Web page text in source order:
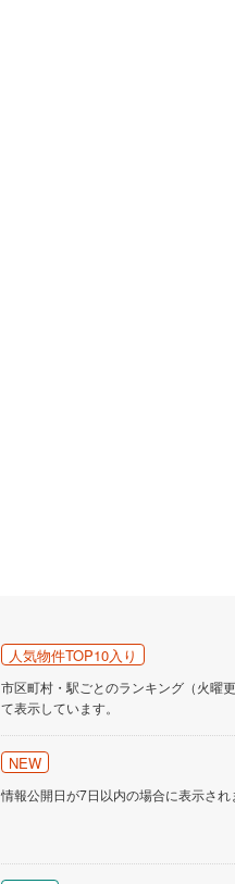
人気物件TOP10入り
市区町村・駅ごとのランキング（火曜
て表示しています。
NEW
情報公開日が7日以内の場合に表示され